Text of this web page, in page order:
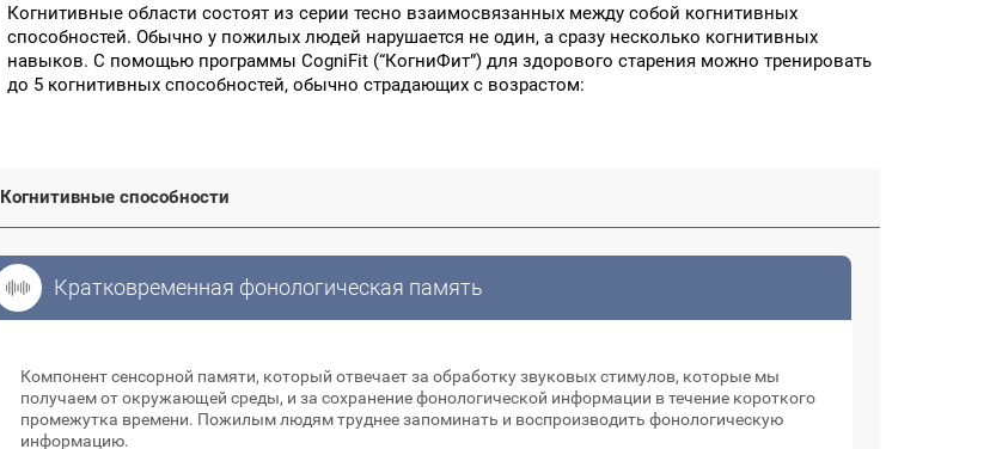
Когнитивные области состоят из серии тесно взаимосвязанных между собой когнитивных
способностей. Обычно у пожилых людей нарушается не один, а сразу несколько когнитивных
навыков. С помощью программы CogniFit (“КогниФит”) для здорового старения можно тренировать
до 5 когнитивных способностей, обычно страдающих с возрастом:
Когнитивные способности
Кратковременная фонологическая память
Компонент сенсорной памяти, который отвечает за обработку звуковых стимулов, которые мы
получаем от окружающей среды, и за сохранение фонологической информации в течение короткого
промежутка времени. Пожилым людям труднее запоминать и воспроизводить фонологическую
информацию.